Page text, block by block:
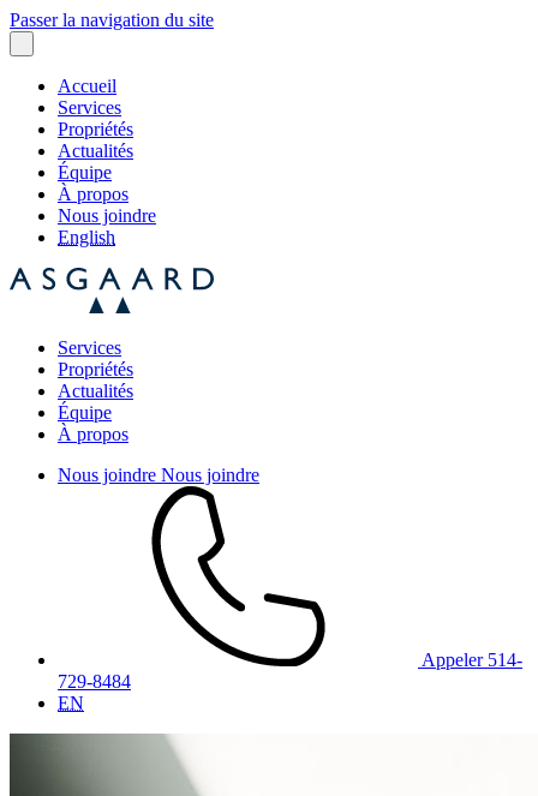
Passer la navigation du site
Accueil
Services
Propriétés
Actualités
Équipe
À propos
Nous joindre
English
Services
Propriétés
Actualités
Équipe
À propos
Nous joindre Nous joindre
Appeler 514-
729-8484
EN